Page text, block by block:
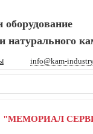
натурального
info@kam-
"МЕМОРИАЛ